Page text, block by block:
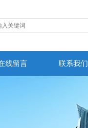
线留言 联系我们